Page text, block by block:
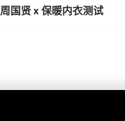
周国贤 x 保暖内衣测试